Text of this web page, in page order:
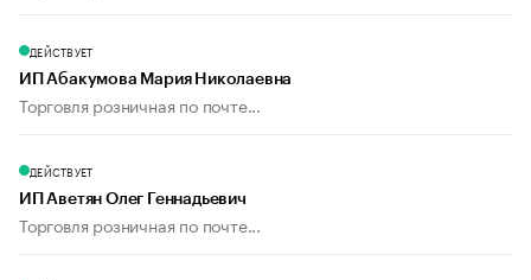
ДЕЙСТВУЕТ
ИП Абакумова Мария Николаевна
Торговля розничная по почте...
ДЕЙСТВУЕТ
ИП Аветян Олег Геннадьевич
Торговля розничная по почте...